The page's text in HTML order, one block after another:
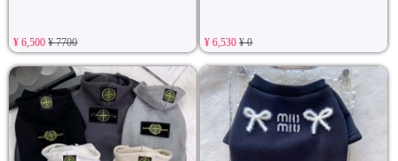
¥ 6,500¥ 7700 ¥ 6,530¥ 0